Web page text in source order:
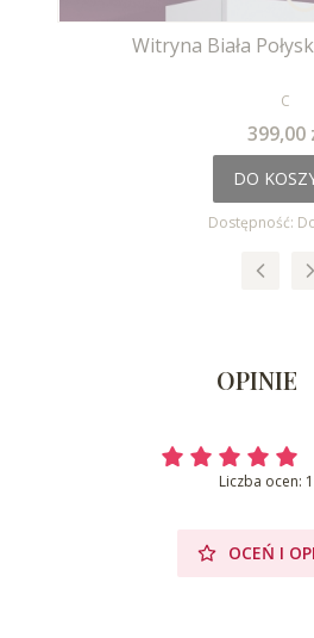
Witryna Biała
C
Cena
399,00
DO
Dostępność:
OPINIE
Liczba ocen: 1
OCEŃ I